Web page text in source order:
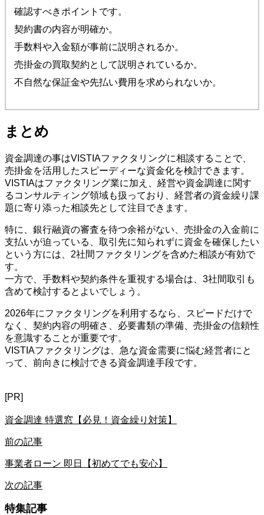
確認すべきポイントです。
契約書の内容が明確か。
手数料や入金額が事前に説明されるか。
売掛金の買取契約として説明されているか。
不自然な保証金や先払い費用を求められないか。
まとめ
資金調達の事はVISTIAファクタリングに相談することで、
売掛金を活用したスピーディーな資金化を検討できます。
VISTIAはファクタリング業に加え、経営や資金調達に関す
るコンサルティング領域も扱っており、経営者の資金繰り課
題に寄り添った相談先として注目できます。
特に、銀行融資の審査を待つ余裕がない、売掛金の入金前に
支払いが迫っている、取引先に知られずに資金を確保したい
という方には、2社間ファクタリングを含めた相談が有効で
す。
一方で、手数料や契約条件を重視する場合は、3社間取引も
含めて検討するとよいでしょう。
2026年にファクタリングを利用するなら、スピードだけで
なく、契約内容の明確さ、必要書類の準備、売掛金の信頼性
を意識することが重要です。
VISTIAファクタリングは、急な資金需要に悩む経営者にと
って、前向きに検討できる資金調達手段です。
[PR]
資金調達 特選窓【必見！資金繰り対策】
前の記事
事業者ローン 即日【初めてでも安心】
次の記事
特集記事